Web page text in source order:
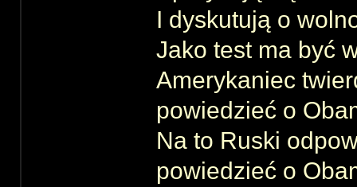
I dyskutują o
Jako test ma być
Amerykaniec
powiedzieć o
Na to Ruski
powiedzieć o